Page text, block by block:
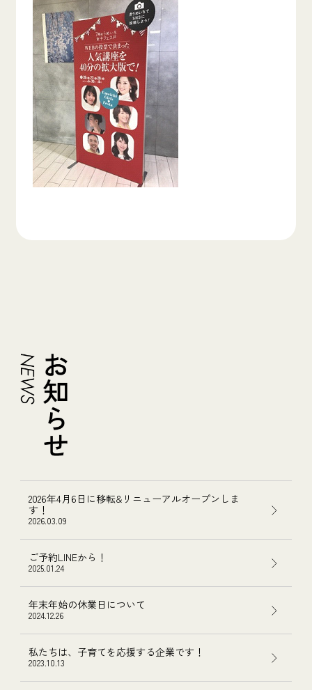
2026年4月6日に移転&リニューアルオープンしま
す！
2026.03.09
ご予約LINEから！
2025.01.24
年末年始の休業日について
2024.12.26
私たちは、子育てを応援する企業です！
2023.10.13